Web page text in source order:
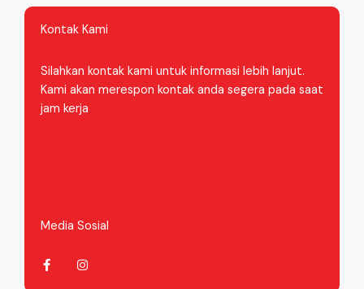
Kontak Kami
Silahkan kontak kami untuk informasi lebih lanjut.
Kami akan merespon kontak anda segera pada saat
jam kerja
Media Sosial
c
e
s
t